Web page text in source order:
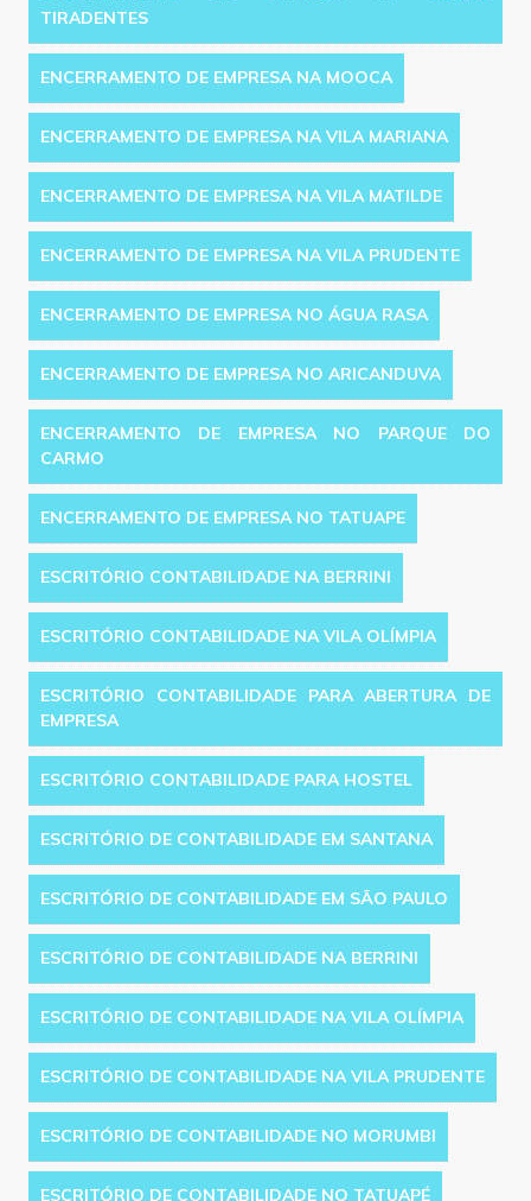
TIRADENTES
ENCERRAMENTO DE EMPRESA NA MOOCA
ENCERRAMENTO DE EMPRESA NA VILA MARIANA
ENCERRAMENTO DE EMPRESA NA VILA MATILDE
ENCERRAMENTO DE EMPRESA NA VILA PRUDENTE
ENCERRAMENTO DE EMPRESA NO ÁGUA RASA
ENCERRAMENTO DE EMPRESA NO ARICANDUVA
ENCERRAMENTO DE EMPRESA NO PARQUE DO
CARMO
ENCERRAMENTO DE EMPRESA NO TATUAPE
ESCRITÓRIO CONTABILIDADE NA BERRINI
ESCRITÓRIO CONTABILIDADE NA VILA OLÍMPIA
ESCRITÓRIO CONTABILIDADE PARA ABERTURA DE
EMPRESA
ESCRITÓRIO CONTABILIDADE PARA HOSTEL
ESCRITÓRIO DE CONTABILIDADE EM SANTANA
ESCRITÓRIO DE CONTABILIDADE EM SÃO PAULO
ESCRITÓRIO DE CONTABILIDADE NA BERRINI
ESCRITÓRIO DE CONTABILIDADE NA VILA OLÍMPIA
ESCRITÓRIO DE CONTABILIDADE NA VILA PRUDENTE
ESCRITÓRIO DE CONTABILIDADE NO MORUMBI
ESCRITÓRIO DE CONTABILIDADE NO TATUAPÉ